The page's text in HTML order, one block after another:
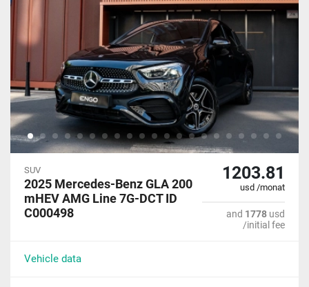
SUV
2025 Mercedes-Benz GLA 200
mHEV AMG Line 7G-DCT ID
C000498
1203.81
usd /monat
and 1778 usd
/initial fee
Vehicle data